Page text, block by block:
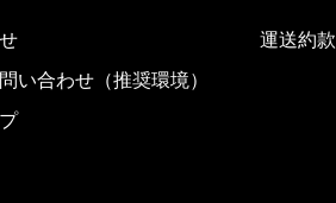
い合わせ（推奨環境）
運送約款